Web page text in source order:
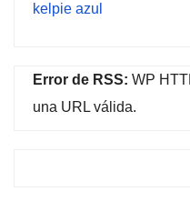
kelpie azul
Error de RSS: WP
una URL válida.